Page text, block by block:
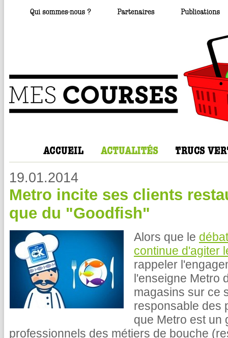
19.01.2014
Metro incite ses clients
que du "Goodfish"
Alors que le
continue d'agiter
rappeler
l'enseigne Metro
magasins sur ce
responsable des
que Metro est un
professionnels des métiers de bouche